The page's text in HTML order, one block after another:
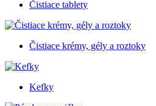
Čistiace tablety
Čistiace krémy, gély a roztoky
Kefky